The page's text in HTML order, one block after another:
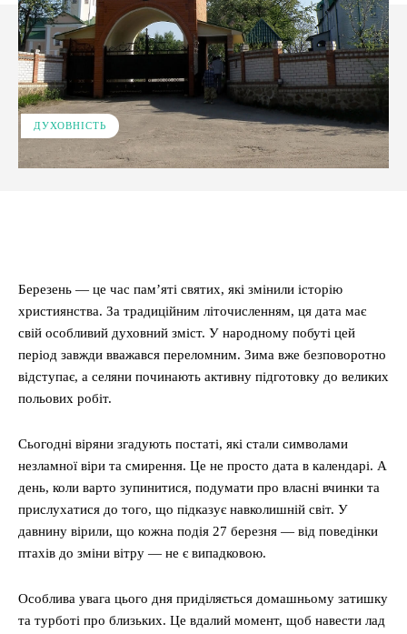
ДУХОВНІСТЬ
Березень — це час пам’яті святих, які змінили історію
християнства. За традиційним літочисленням, ця дата має
свій особливий духовний зміст. У народному побуті цей
період завжди вважався переломним. Зима вже безповоротно
відступає, а селяни починають активну підготовку до великих
польових робіт.
Сьогодні віряни згадують постаті, які стали символами
незламної віри та смирення. Це не просто дата в календарі. А
день, коли варто зупинитися, подумати про власні вчинки та
прислухатися до того, що підказує навколишній світ. У
давнину вірили, що кожна подія 27 березня — від поведінки
птахів до зміни вітру — не є випадковою.
Особлива увага цього дня приділяється домашньому затишку
та турботі про близьких. Це вдалий момент, щоб навести лад